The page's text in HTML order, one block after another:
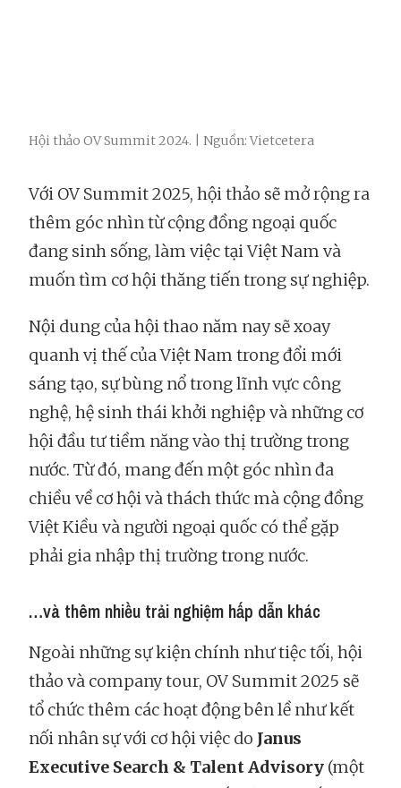
Hội thảo OV Summit 2024. | Nguồn: Vietcetera
Với OV Summit 2025, hội thảo sẽ mở rộng ra
thêm góc nhìn từ cộng đồng ngoại quốc
đang sinh sống, làm việc tại Việt Nam và
muốn tìm cơ hội thăng tiến trong sự nghiệp.
Nội dung của hội thao năm nay sẽ xoay
quanh vị thế của Việt Nam trong đổi mới
sáng tạo, sự bùng nổ trong lĩnh vực công
nghệ, hệ sinh thái khởi nghiệp và những cơ
hội đầu tư tiềm năng vào thị trường trong
nước. Từ đó, mang đến một góc nhìn đa
chiều về cơ hội và thách thức mà cộng đồng
Việt Kiều và người ngoại quốc có thể gặp
phải gia nhập thị trường trong nước.
…và thêm nhiều trải nghiệm hấp dẫn khác
Ngoài những sự kiện chính như tiệc tối, hội
thảo và company tour, OV Summit 2025 sẽ
tổ chức thêm các hoạt động bên lề như kết
nối nhân sự với cơ hội việc do Janus
Executive Search & Talent Advisory (một